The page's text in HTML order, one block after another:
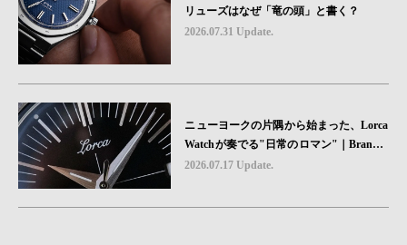
リューズはなぜ「竜の頭」と書く？
2026.07.31 Update.
ニューヨークの片隅から始まった、Lorca
Watchが奏でる"日常のロマン"｜Brand P
icks #08
2026.07.17 Update.